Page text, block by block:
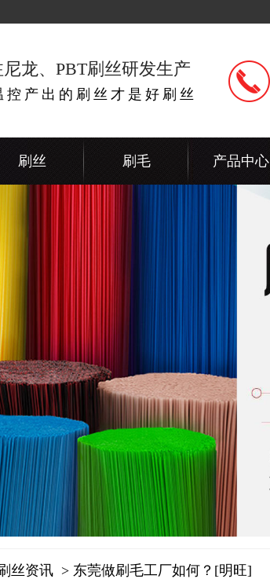
龙、PBT刷丝研发生产
产出的刷丝才是好刷丝
刷丝 刷毛 产品中心
丝资讯 > 东莞做刷毛工厂如何？[明旺]